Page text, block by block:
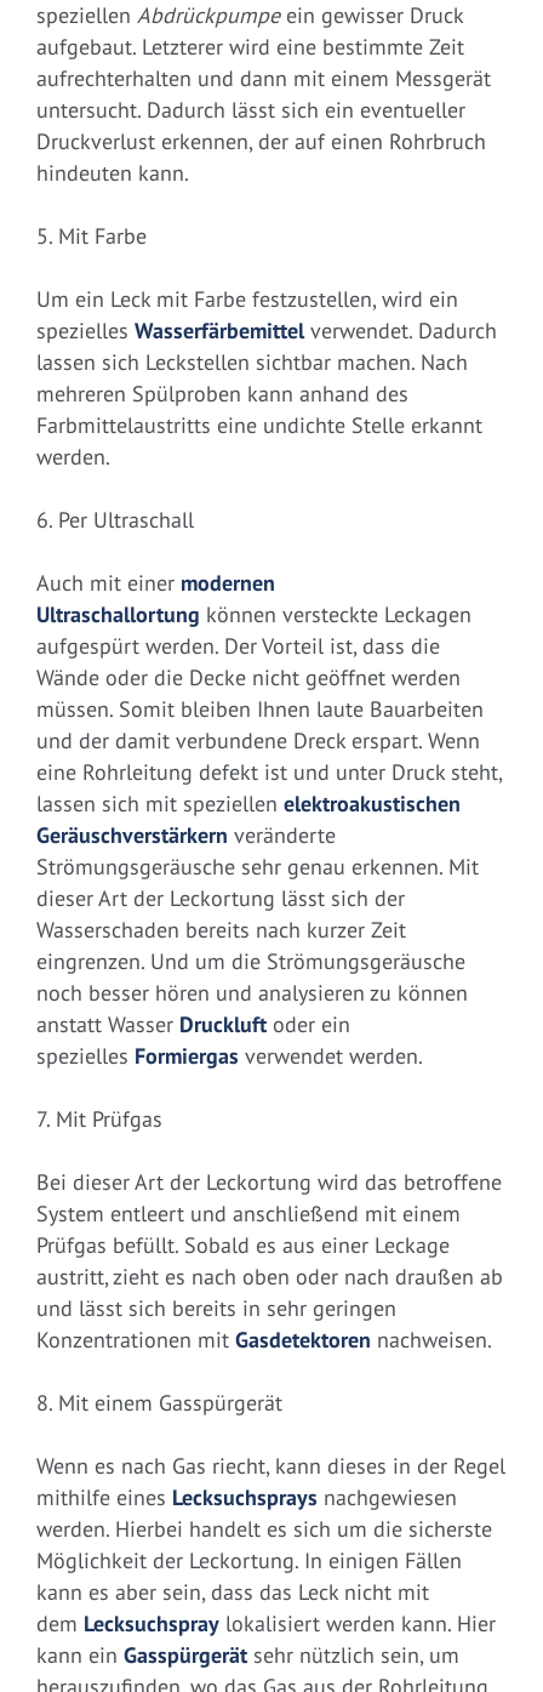
speziellen Abdrückpumpeein gewisser Druck
aufgebaut. Letzterer wird eine bestimmte Zeit
aufrechterhalten und dann mit einem Messgerät
untersucht. Dadurch lässt sich ein eventueller
Druckverlust erkennen, der auf einen Rohrbruch
hindeuten kann.
5. Mit Farbe
Um ein Leck mit Farbe festzustellen, wird ein
spezielles Wasserfärbemittelverwendet. Dadurch
lassen sich Leckstellen sichtbar machen. Nach
mehreren Spülproben kann anhand des
Farbmittelaustritts eine undichte Stelle erkannt
werden.
6. Per Ultraschall
Auch mit einer modernen
Ultraschallortung können versteckte Leckagen
aufgespürt werden. Der Vorteil ist, dass die
Wände oder die Decke nicht geöffnet werden
müssen. Somit bleiben Ihnen laute Bauarbeiten
und der damit verbundene Dreck erspart. Wenn
eine Rohrleitung defekt ist und unter Druck steht,
lassen sich mit speziellen elektroakustischen
Geräuschverstärkern veränderte
Strömungsgeräusche sehr genau erkennen. Mit
dieser Art der Leckortung lässt sich der
Wasserschaden bereits nach kurzer Zeit
eingrenzen. Und um die Strömungsgeräusche
noch besser hören und analysieren zu können
anstatt Wasser Druckluft oder ein
spezielles Formiergas verwendet werden.
7. Mit Prüfgas
Bei dieser Art der Leckortung wird das betroffene
System entleert und anschließend mit einem
Prüfgas befüllt. Sobald es aus einer Leckage
austritt, zieht es nach oben oder nach draußen ab
und lässt sich bereits in sehr geringen
Konzentrationen mit Gasdetektoren nachweisen.
8. Mit einem Gasspürgerät
Wenn es nach Gas riecht, kann dieses in der Regel
mithilfe eines Lecksuchsprays nachgewiesen
werden. Hierbei handelt es sich um die sicherste
Möglichkeit der Leckortung. In einigen Fällen
kann es aber sein, dass das Leck nicht mit
dem Lecksuchspray lokalisiert werden kann. Hier
kann ein Gasspürgerät sehr nützlich sein, um